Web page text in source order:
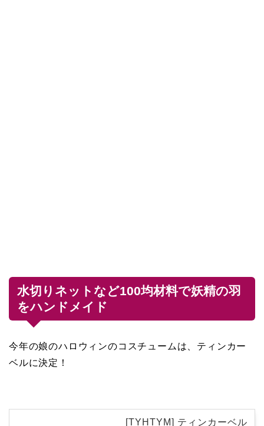
水切りネットなど100均材料で妖精の羽
をハンドメイド
今年の娘のハロウィンのコスチュームは、ティンカー
ベルに決定！
[TYHTYM] ティンカーベル